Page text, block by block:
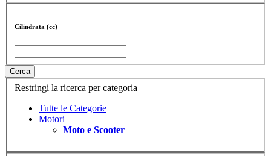
Cilindrata (cc)
Cerca
Restringi la ricerca per categoria
Tutte le Categorie
Motori
Moto e Scooter